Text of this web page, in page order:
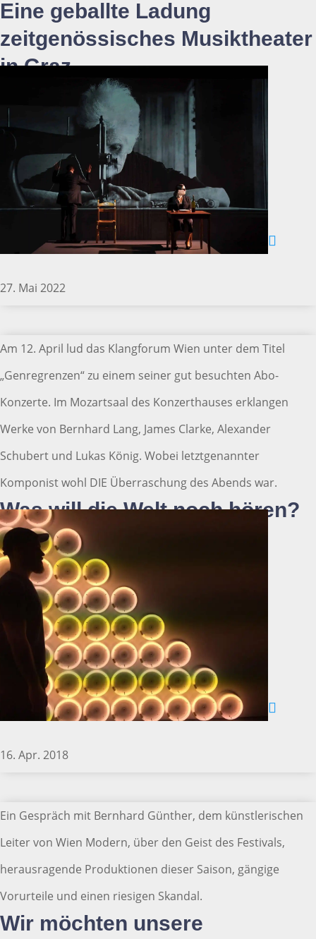
Eine geballte Ladung
zeitgenössisches Musiktheater
in Graz
27. Mai 2022
Was will die Welt noch hören?
16. Apr. 2018
Am 12. April lud das Klangforum Wien unter dem Titel
„Genregrenzen“ zu einem seiner gut besuchten Abo-
Konzerte. Im Mozartsaal des Konzerthauses erklangen
Werke von Bernhard Lang, James Clarke, Alexander
Schubert und Lukas König. Wobei letztgenannter
Komponist wohl DIE Überraschung des Abends war.
Wir möchten unsere
Ein Gespräch mit Bernhard Günther, dem künstlerischen
Leiter von Wien Modern, über den Geist des Festivals,
herausragende Produktionen dieser Saison, gängige
Vorurteile und einen riesigen Skandal.